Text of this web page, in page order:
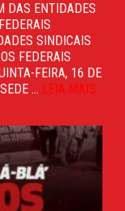
DAS ENTIDADES
SINDICAIS
FEDERAIS
FEIRA, 16 DE
... LEIA MAIS